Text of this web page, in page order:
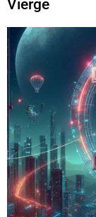
Vierge